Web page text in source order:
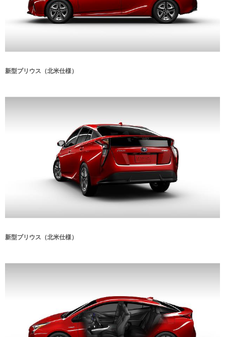
新型プリウス（北米仕様）
新型プリウス（北米仕様）